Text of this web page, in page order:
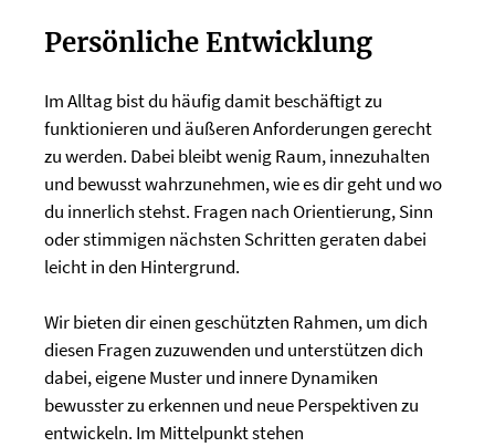
Persönliche Entwicklung
Im Alltag bist du häufig damit beschäftigt zu
funktionieren und äußeren Anforderungen gerecht
zu werden. Dabei bleibt wenig Raum, innezuhalten
und bewusst wahrzunehmen, wie es dir geht und wo
du innerlich stehst. Fragen nach Orientierung, Sinn
oder stimmigen nächsten Schritten geraten dabei
leicht in den Hintergrund.
Wir bieten dir einen geschützten Rahmen, um dich
diesen Fragen zuzuwenden und unterstützen dich
dabei, eigene Muster und innere Dynamiken
bewusster zu erkennen und neue Perspektiven zu
entwickeln. Im Mittelpunkt stehen